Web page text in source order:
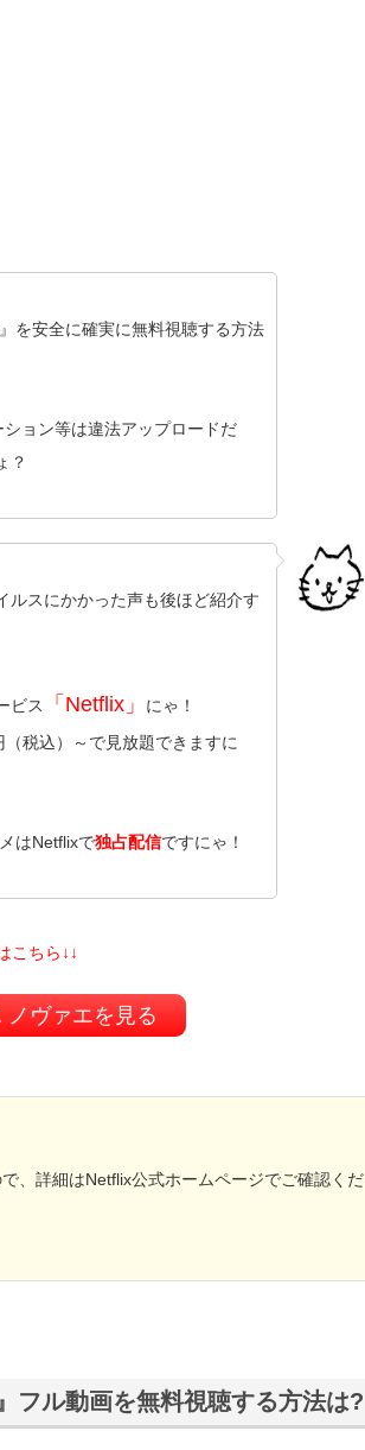
を安全に確実に無料視聴する方法
ョン等は違法アップロードだ
？
ルスにかかった声も後ほど紹介す
ビス 「Netflix」
にゃ！
税込）～で見放題できますに
はNetflixで独占配信ですにゃ！
こちら↓↓
ノヴァエを見る
、詳細はNetflix公式ホームページでご確認くだ
フル動画を無料視聴する方法は?